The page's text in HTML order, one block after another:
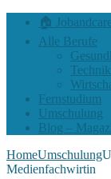
🏠
Alle Berufe
Technik
Fernstudium
Umschulung
Blog –
HomeUmschulung
Medienfachwirtin